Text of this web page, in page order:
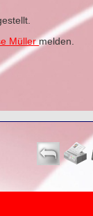
Müllermelden.